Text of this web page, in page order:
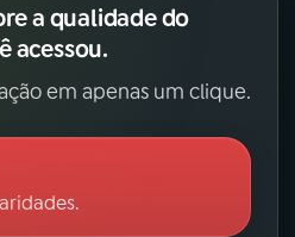
a qualidade do
acessou.
em apenas um clique.